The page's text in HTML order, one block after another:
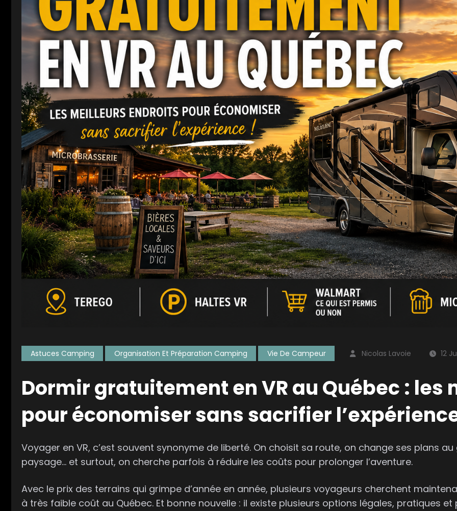
Astuces Camping Organisation Et Préparation Camping Vie De Campeur Nicolas Lavoie 12
Dormir gratuitement en VR au Québec :
pour économiser sans sacrifier
Voyager en VR, c’est souvent synonyme de liberté. On choisit sa route, on change ses plans
paysage… et surtout, on cherche parfois à réduire les coûts pour prolonger l’aventure.
Avec le prix des terrains qui grimpe d’année en année, plusieurs voyageurs cherchent
à très faible coût au Québec. Et bonne nouvelle : il existe plusieurs options légales, pratiques